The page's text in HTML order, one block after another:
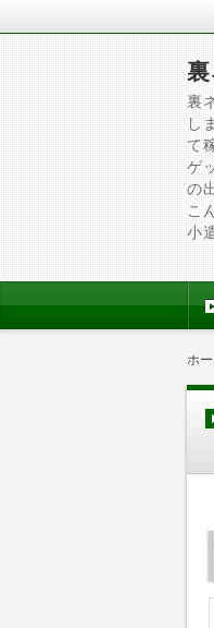
裏
し
て
ゲ
の
こ
小
ホ